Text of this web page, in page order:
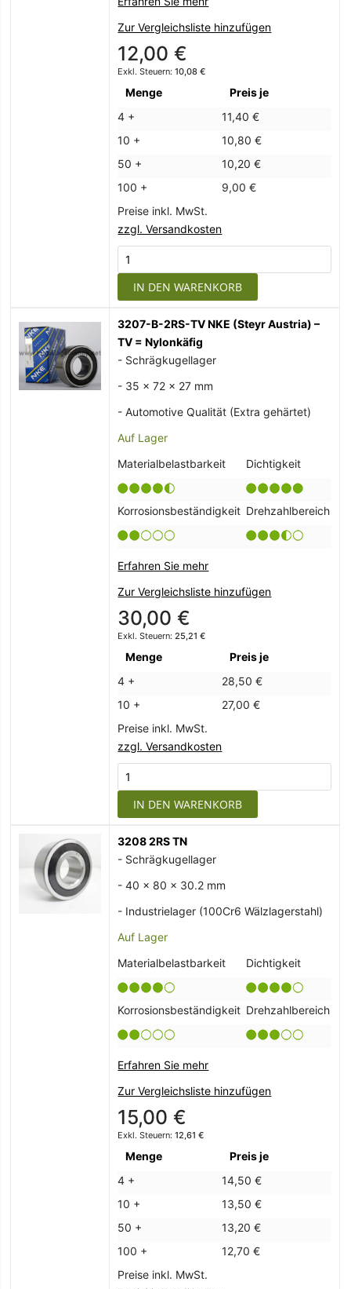
Zur Vergleichsliste hinzufügen
12,00 €
10,08 €
Menge
Preis je
4 +
11,40 €
10 +
10,80 €
50 +
10,20 €
100 +
9,00 €
Preise inkl. MwSt.
zzgl. Versandkosten
IN DEN WARENKORB
3207-B-2RS-TV NKE (Steyr Austria) –
TV = Nylonkäfig
- Schrägkugellager
- 35 x 72 x 27 mm
- Automotive Qualität (Extra gehärtet)
Auf Lager
Materialbelastbarkeit
Dichtigkeit
Korrosionsbeständigkeit Drehzahlbereich
Erfahren Sie mehr
Zur Vergleichsliste hinzufügen
30,00 €
25,21 €
Menge
Preis je
4 +
28,50 €
10 +
27,00 €
Preise inkl. MwSt.
zzgl. Versandkosten
IN DEN WARENKORB
3208 2RS TN
- Schrägkugellager
- 40 x 80 x 30.2 mm
- Industrielager (100Cr6 Wälzlagerstahl)
Auf Lager
Materialbelastbarkeit
Dichtigkeit
Korrosionsbeständigkeit Drehzahlbereich
Erfahren Sie mehr
Zur Vergleichsliste hinzufügen
15,00 €
12,61 €
Menge
Preis je
4 +
14,50 €
10 +
13,50 €
50 +
13,20 €
100 +
12,70 €
Preise inkl. MwSt.